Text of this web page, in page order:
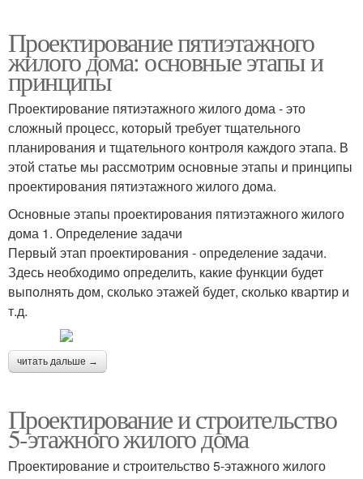
Проектирование пятиэтажного
жилого дома: основные этапы и
принципы
Проектирование пятиэтажного жилого дома - это
сложный процесс, который требует тщательного
планирования и тщательного контроля каждого этапа. В
этой статье мы рассмотрим основные этапы и принципы
проектирования пятиэтажного жилого дома.
Основные этапы проектирования пятиэтажного жилого
дома 1. Определение задачи
Первый этап проектирования - определение задачи.
Здесь необходимо определить, какие функции будет
выполнять дом, сколько этажей будет, сколько квартир и
т.д.
читать дальше →
Проектирование и строительство
5-этажного жилого дома
Проектирование и строительство 5-этажного жилого